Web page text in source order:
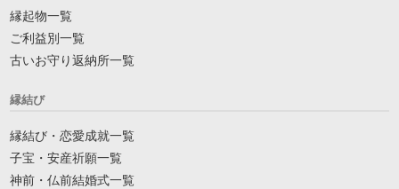
縁起物一覧
ご利益別一覧
古いお守り返納所一覧
縁結び
縁結び・恋愛成就一覧
子宝・安産祈願一覧
神前・仏前結婚式一覧